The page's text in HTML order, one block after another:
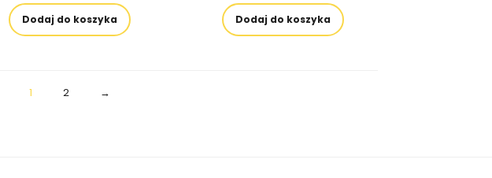
Dodaj do koszyka Dodaj do koszyka
1 2 →